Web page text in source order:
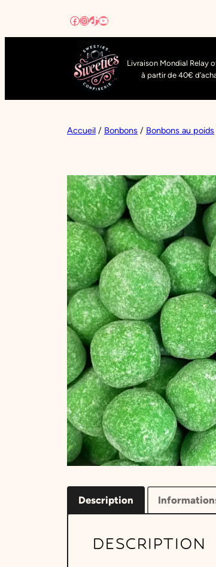
Facebook
Instagram
TikTok
YouTube
Livraison Mondial Relay
à partir de 40€
Accueil / Bonbons / Bonbons au poids
Description
DESCRIPTION